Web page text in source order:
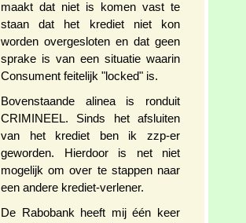
maakt dat niet is komen vast te
staan dat het krediet niet kon
worden overgesloten en dat geen
sprake is van een situatie waarin
Consument feitelijk "locked" is.
Bovenstaande alinea is ronduit
CRIMINEEL. Sinds het afsluiten
van het krediet ben ik zzp-er
geworden. Hierdoor is net niet
mogelijk om over te stappen naar
een andere krediet-verlener.
De Rabobank heeft mij één keer